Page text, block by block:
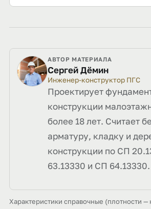
АВТОР МАТЕРИАЛА
Сергей Дёмин
Инженер-конструктор ПГС
Проектирует
конструкции
более 18 лет. Считает
арматуру, кладку и
конструкции по СП
63.13330 и СП 64.13330.
Характеристики справочные (плотности